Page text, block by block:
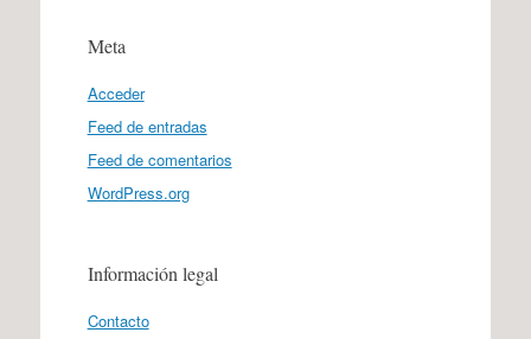
Meta
Acceder
Feed de entradas
Feed de comentarios
WordPress.org
Información legal
Contacto